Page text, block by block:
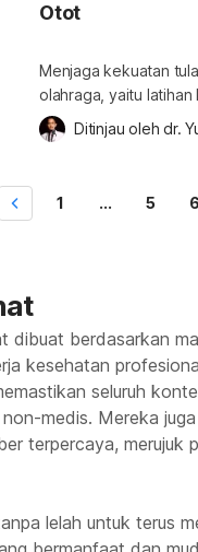
Otot
Menjaga kekuatan
olahraga, yaitu latihan
angkat beban, lari,
melakukan jenis
sehat membuat
Ditinjau oleh dr.
1 ... 5 6
dibuat berdasarkan
kesehatan
seluruh
medis. Mereka
terpercaya, merujuk
lelah untuk terus